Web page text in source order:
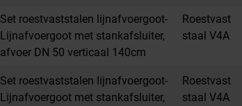
Set roestvaststalen lijnafvoergoot-
Lijnafvoergoot met stankafsluiter,
afvoer DN 50 verticaal 140cm
Roestvast
staal V4A
Set roestvaststalen lijnafvoergoot-
Lijnafvoergoot met stankafsluiter,
Roestvast
staal V4A